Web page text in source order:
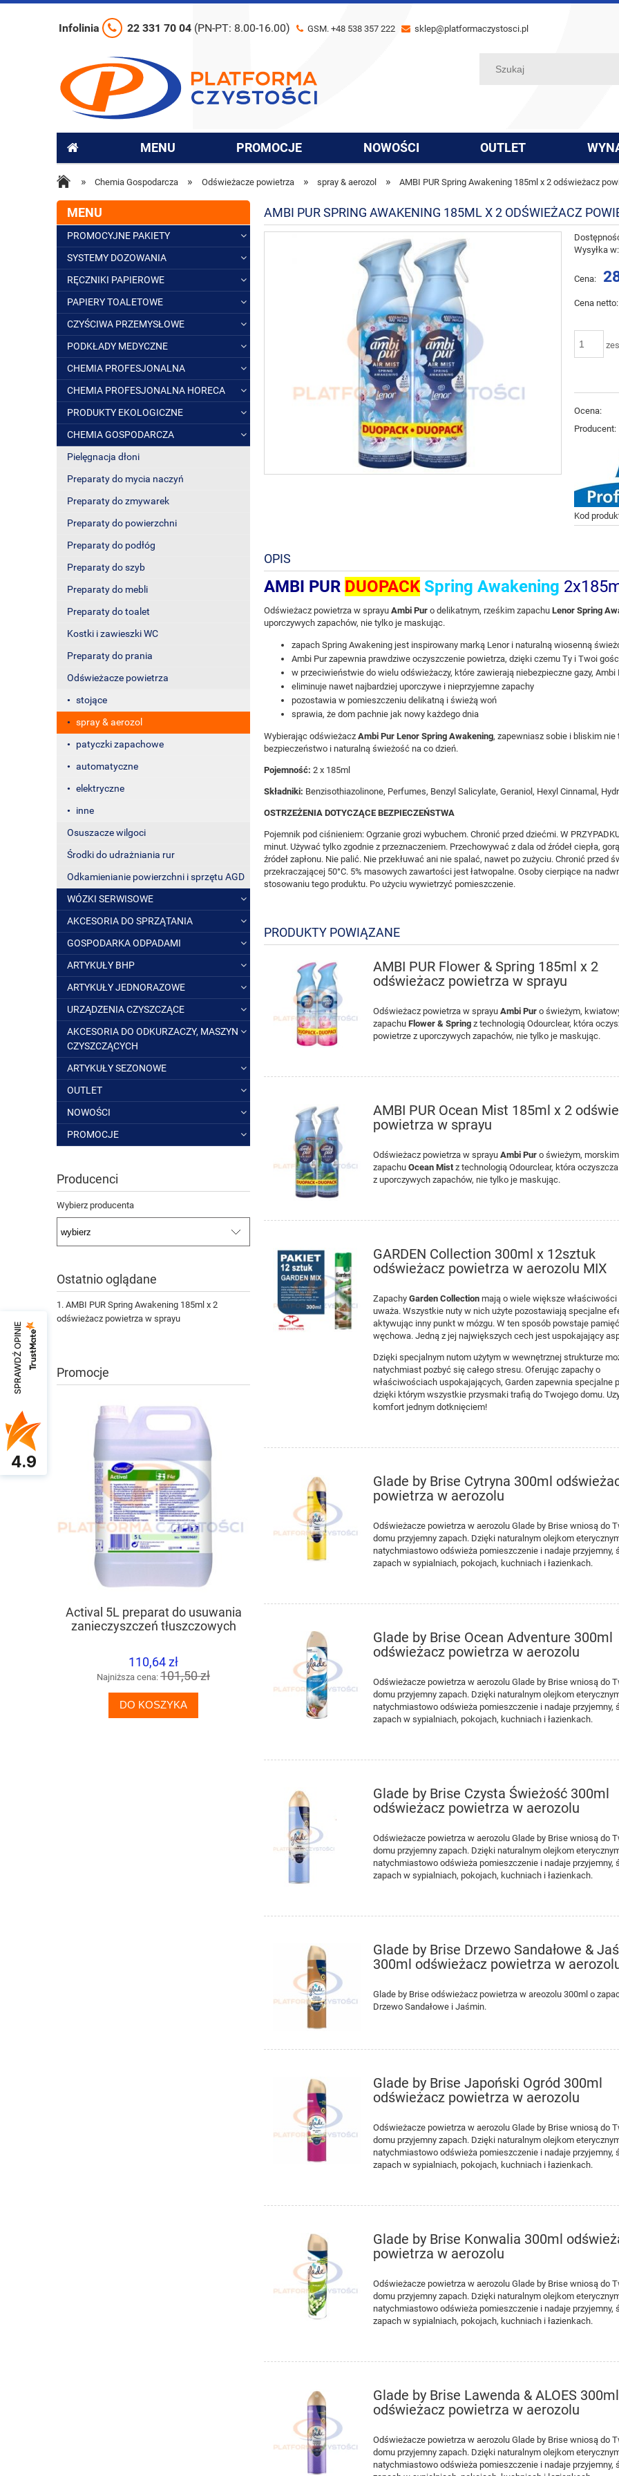
Infolinia 22 331 70 04 (PN-PT: 8.00-16.00) GSM. +48 538 357 222 sklep@platformaczystosci.pl
MENU PROMOCJE NOWOŚCI OUTLET
» Chemia Gospodarcza » Odświeżacze powietrza » spray & aerozol » AMBI PUR Spring Awakening 185ml x 2 odświeżacz
MENU
PROMOCYJNE PAKIETY
SYSTEMY DOZOWANIA
RĘCZNIKI PAPIEROWE
PAPIERY TOALETOWE
CZYŚCIWA PRZEMYSŁOWE
PODKŁADY MEDYCZNE
CHEMIA PROFESJONALNA
CHEMIA PROFESJONALNA HORECA
PRODUKTY EKOLOGICZNE
CHEMIA GOSPODARCZA
Pielęgnacja dłoni
Preparaty do mycia naczyń
Preparaty do zmywarek
Preparaty do powierzchni
Preparaty do podłóg
Preparaty do szyb
Preparaty do mebli
Preparaty do toalet
Kostki i zawieszki WC
Preparaty do prania
Odświeżacze powietrza
stojące
spray & aerozol
patyczki zapachowe
automatyczne
elektryczne
inne
Osuszacze wilgoci
Środki do udrażniania rur
Odkamienianie powierzchni i sprzętu AGD
WÓZKI SERWISOWE
AKCESORIA DO SPRZĄTANIA
GOSPODARKA ODPADAMI
ARTYKUŁY BHP
ARTYKUŁY JEDNORAZOWE
URZĄDZENIA CZYSZCZĄCE
AKCESORIA DO ODKURZACZY, MASZYN
CZYSZCZĄCYCH
ARTYKUŁY SEZONOWE
OUTLET
NOWOŚCI
PROMOCJE
Producenci
Wybierz producenta
Ostatnio oglądane
AMBI PUR Spring Awakening 185ml x 2
odświeżacz powietrza w sprayu
Promocje
Actival 5L preparat do usuwania
zanieczyszczeń tłuszczowych
110,64 zł
Najniższa cena: 101,50 zł
DO KOSZYKA
13,41 zł
Najniższa cena: 12,30 zł
DO KOSZYKA
272,50 zł
Najniższa cena: 250,00 zł
DO KOSZYKA
AMBI PUR SPRING AWAKENING 185ML X 2 ODŚWIEŻACZ
Wysyłka w:
Cena:
Cena netto:
Ocena:
Producent:
Kod
OPIS
AMBI PUR DUOPACK Spring Awakening
Odświeżacz powietrza w sprayu Ambi Pur o delikatnym, rześkim zapachu Lenor Spring
uporczywych zapachów, nie tylko je maskując.
zapach Spring Awakening jest inspirowany marką Lenor i naturalną wiosenną
Ambi Pur zapewnia prawdziwe oczyszczenie powietrza, dzięki czemu Ty i Twoi
w przeciwieństwie do wielu odświeżaczy, które zawierają niebezpieczne gazy,
eliminuje nawet najbardziej uporczywe i nieprzyjemne zapachy
pozostawia w pomieszczeniu delikatną i świeżą woń
sprawia, że dom pachnie jak nowy każdego dnia
Wybierając odświeżacz Ambi Pur Lenor Spring Awakening, zapewniasz sobie i bliskim
bezpieczeństwo i naturalną świeżość na co dzień.
Pojemność: 2 x 185ml
Składniki: Benzisothiazolinone, Perfumes, Benzyl Salicylate, Geraniol, Hexyl Cinnamal,
OSTRZEŻENIA DOTYCZĄCE BEZPIECZEŃSTWA
Pojemnik pod ciśnieniem: Ogrzanie grozi wybuchem. Chronić przed dziećmi. W
minut. Używać tylko zgodnie z przeznaczeniem. Przechowywać z dala od źródeł ciepła,
źródeł zapłonu. Nie palić. Nie przekłuwać ani nie spalać, nawet po zużyciu. Chronić przed
przekraczającej 50°C. 5% masowych zawartości jest łatwopalne. Osoby cierpiące na
stosowaniu tego produktu. Po użyciu wywietrzyć pomieszczenie.
PRODUKTY POWIĄZANE
AMBI PUR Flower & Spring 185ml x 2
odświeżacz powietrza w sprayu
Odświeżacz powietrza w sprayuAmbi Pur o świeżym,
zapachu Flower & Spring z technologią Odourclear, która
powietrze z uporczywych zapachów, nie tylko je maskując.
AMBI PUR Ocean Mist 185ml x 2
powietrza w sprayu
Odświeżacz powietrza w sprayuAmbi Pur o świeżym, morskim
zapachuOcean Mist z technologią Odourclear, która
z uporczywych zapachów, nie tylko je maskując.
GARDEN Collection 300ml x 12sztuk
odświeżacz powietrza w aerozolu MIX
ZapachyGarden Collection mają o wiele większe właściwości
uważa. Wszystkie nuty w nich użyte pozostawiają specjalne
aktywując inny punkt w mózgu. W ten sposób powstaje pamięć
węchowa. Jedną z jej największych cech jest uspokajający
Dzięki specjalnym nutom użytym w wewnętrznej strukturze
natychmiast pozbyć się całego stresu. Oferując zapachy o
właściwościach uspokajających, Garden zapewnia specjalne
dzięki którym wszystkie przysmaki trafią do Twojego domu.
komfort jednym dotknięciem!
Glade by Brise Cytryna 300ml
powietrza w aerozolu
Odświeżacze powietrza w aerozolu Glade by Brise wniosą do
domu przyjemny zapach. Dzięki naturalnym olejkom
natychmiastowo odświeża pomieszczenie i nadaje przyjemny,
zapach w sypialniach, pokojach, kuchniach i łazienkach.
Glade by Brise Ocean Adventure 300ml
odświeżacz powietrza w aerozolu
Odświeżacze powietrza w aerozolu Glade by Brise wniosą do
domu przyjemny zapach. Dzięki naturalnym olejkom
natychmiastowo odświeża pomieszczenie i nadaje przyjemny,
zapach w sypialniach, pokojach, kuchniach i łazienkach.
Glade by Brise Czysta Świeżość 300ml
odświeżacz powietrza w aerozolu
Odświeżacze powietrza w aerozolu Glade by Brise wniosą do
domu przyjemny zapach. Dzięki naturalnym olejkom
natychmiastowo odświeża pomieszczenie i nadaje przyjemny,
zapach w sypialniach, pokojach, kuchniach i łazienkach.
Glade by Brise Drzewo Sandałowe &
300ml odświeżacz powietrza w
Glade by Brise odświeżacz powietrza w areozolu 300ml o
Drzewo Sandałowe i Jaśmin.
Glade by Brise Japoński Ogród 300ml
odświeżacz powietrza w aerozolu
Odświeżacze powietrza w aerozolu Glade by Brise wniosą do
domu przyjemny zapach. Dzięki naturalnym olejkom
natychmiastowo odświeża pomieszczenie i nadaje przyjemny,
zapach w sypialniach, pokojach, kuchniach i łazienkach.
Glade by Brise Konwalia 300ml
powietrza w aerozolu
Odświeżacze powietrza w aerozolu Glade by Brise wniosą do
domu przyjemny zapach. Dzięki naturalnym olejkom
natychmiastowo odświeża pomieszczenie i nadaje przyjemny,
zapach w sypialniach, pokojach, kuchniach i łazienkach.
Glade by Brise Lawenda & ALOES 300ml
odświeżacz powietrza w aerozolu
Odświeżacze powietrza w aerozolu Glade by Brise wniosą do
domu przyjemny zapach. Dzięki naturalnym olejkom
natychmiastowo odświeża pomieszczenie i nadaje przyjemny,
SPRAWDŹ OPINIE
4.9